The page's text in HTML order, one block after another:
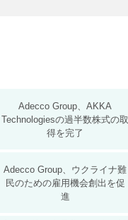
Adecco Group、AKKA
Technologiesの過半数株式の取
得を完了
Adecco Group、ウクライナ難
民のための雇用機会創出を促
進